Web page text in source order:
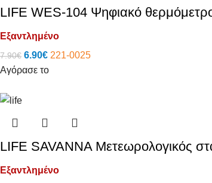
LIFE WES-104 Ψηφιακό
Εξαντλημένο
7.90€ 6.90€ 221-0025
Αγόρασε το
LIFE SAVANNA Μετεωρολογικός
Εξαντλημένο